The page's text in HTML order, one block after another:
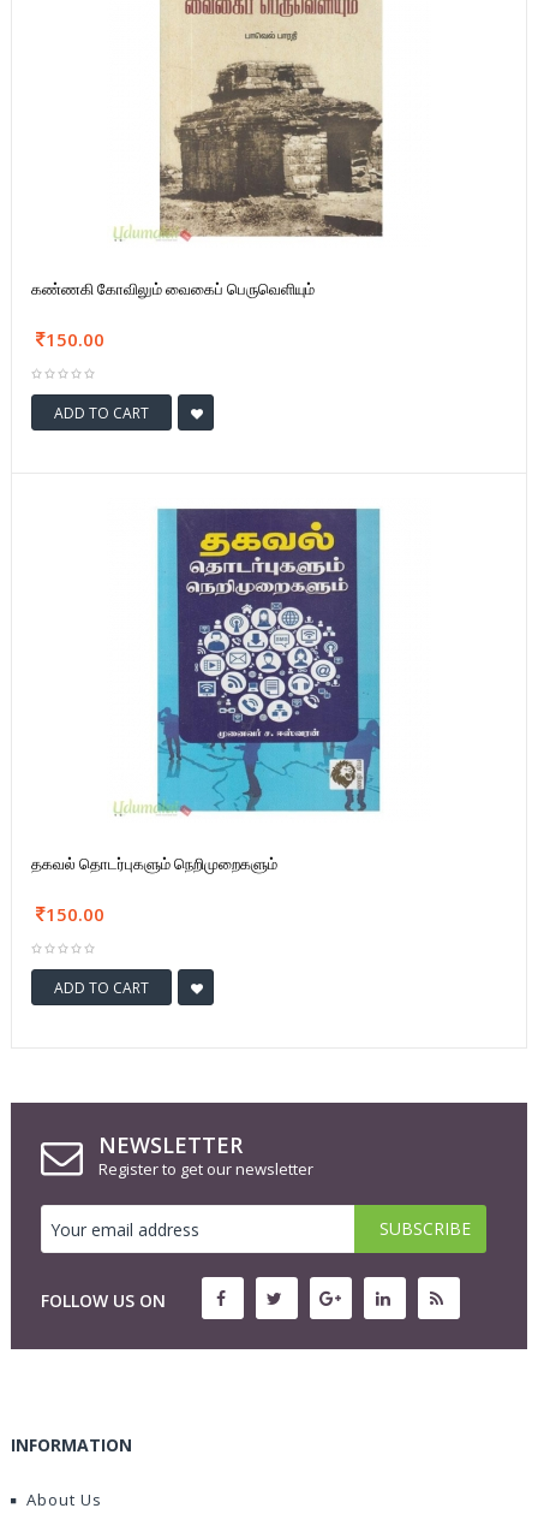
கண்ணகி கோவிலும் வைகைப் பெருவெளியும்
150.00
ADD TO CART
தகவல் தொடர்புகளும் நெறிமுறைகளும்
150.00
ADD TO CART
NEWSLETTER
Register to get our newsletter
FOLLOW US ON
INFORMATION
About Us